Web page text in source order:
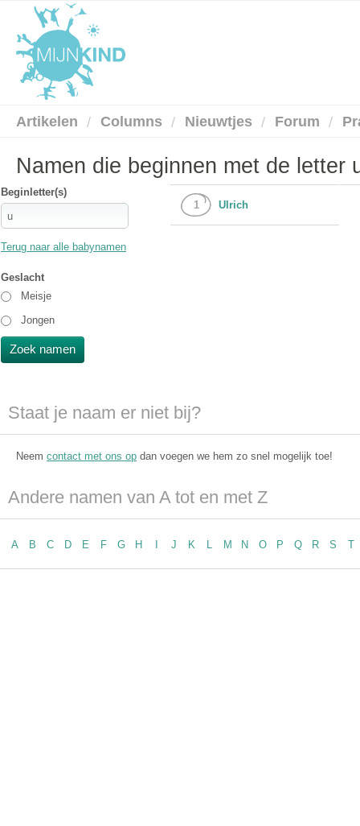
Artikelen Columns Nieuwtjes Forum
Namen die beginnen met de letter
Beginletter(s)
Terug naar alle babynamen
Geslacht
Meisje
Jongen
1 Ulrich
Staat je naam er niet bij?
Neem contact met ons op dan voegen we hem zo snel mogelijk toe!
Andere namen van A tot en met Z
A B C D E F G H I J K L M N O P Q R S T